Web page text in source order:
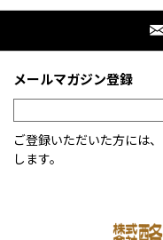
メールマガジン登録
ご登録いただいた方には
します。